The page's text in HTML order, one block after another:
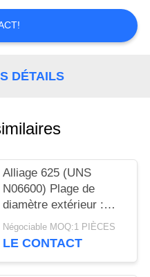
DÉTAILS
Alliage 625 (UNS
N06600) Plage de
diamètre extérieur :
1/8″ – 24″ Métallique
brillant Résistance à la
Négociable MOQ:1 PIÈCES
LE CONTACT